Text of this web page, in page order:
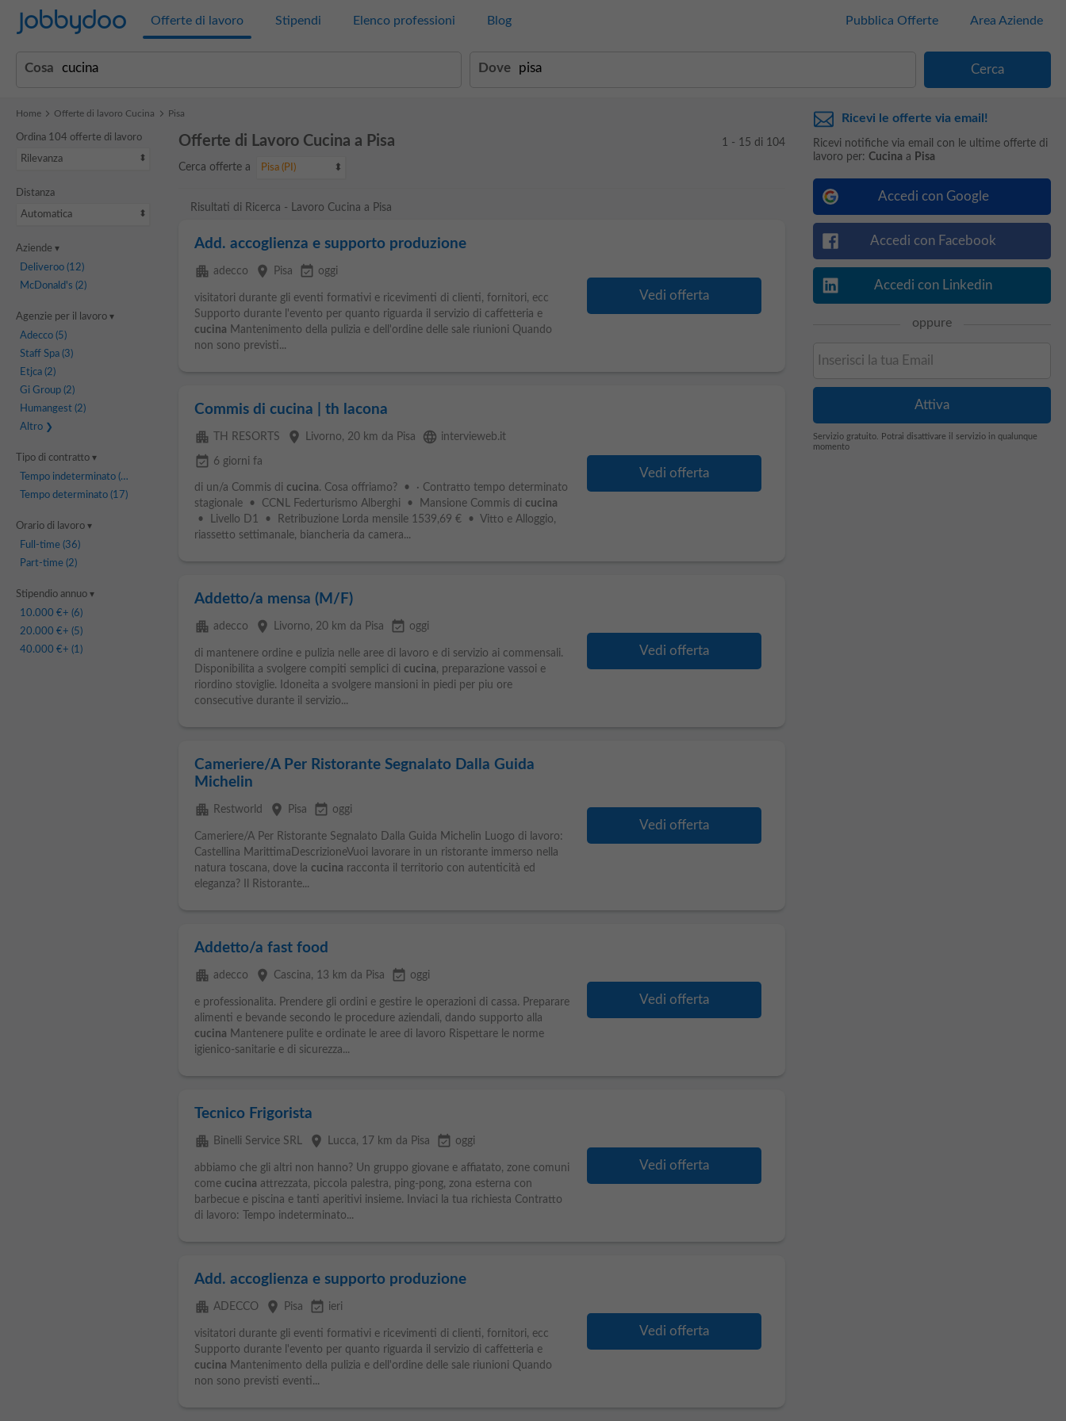
Jobbydoo Offerte di lavoro Stipendi Elenco professioni Blog Pubblica Offerte Area Aziende
Cosa Dove
Home Offerte di lavoro Cucina Pisa
Ordina 104 offerte di lavoro
Rilevanza
Distanza
Automatica
Aziende
Deliveroo(12)
McDonald's (2)
Agenzie per il lavoro
Adecco(5)
Staff Spa(3)
Etjca(2)
Gi Group(2)
Humangest(2)
Altro
Tipo di contratto
Tempo indeterminato(24)
Tempo determinato(17)
Orario di lavoro
Full-time(36)
Part-time(2)
Stipendio annuo
10.000 €+ (6)
20.000 €+ (5)
40.000 €+ (1)
Offerte di Lavoro Cucina a Pisa
Cerca offerte a Pisa (PI)
1 - 15 di 104
Risultati di Ricerca - Lavoro Cucina a Pisa
Add. accoglienza e supporto produzione
apartment adecco place Pisa event_available oggi
visitatori durante gli eventi formativi e ricevimenti di clienti, fornitori, ecc
Supporto durante l'evento per quanto riguarda il servizio di caffetteria e
cucina Mantenimento della pulizia e dell'ordine delle sale riunioni Quando
non sono previsti...
Vedi offerta
Commis di cucina | th lacona
apartment TH RESORTS place Livorno, 20 km da Pisa language intervieweb.it
event_available 6 giorni fa
di un/a Commis di cucina. Cosa offriamo? • · Contratto tempo determinato
stagionale • CCNL Federturismo Alberghi • Mansione Commis di cucina
• Livello D1 • Retribuzione Lorda mensile 1539,69 € • Vitto e Alloggio,
riassetto settimanale, biancheria da camera...
Vedi offerta
Addetto/a mensa (M/F)
apartment adecco place Livorno, 20 km da Pisa event_available oggi
di mantenere ordine e pulizia nelle aree di lavoro e di servizio ai commensali.
Disponibilita a svolgere compiti semplici di cucina, preparazione vassoi e
riordino stoviglie. Idoneita a svolgere mansioni in piedi per piu ore
consecutive durante il servizio...
Vedi offerta
Cameriere/A Per Ristorante Segnalato Dalla Guida
Michelin
apartment Restworld place Pisa event_available oggi
Cameriere/A Per Ristorante Segnalato Dalla Guida Michelin Luogo di lavoro:
Castellina MarittimaDescrizioneVuoi lavorare in un ristorante immerso nella
natura toscana, dove la cucina racconta il territorio con autenticità ed
eleganza? Il Ristorante...
Vedi offerta
Addetto/a fast food
apartment adecco place Cascina, 13 km da Pisa event_available oggi
e professionalita. Prendere gli ordini e gestire le operazioni di cassa. Preparare
alimenti e bevande secondo le procedure aziendali, dando supporto alla
cucina Mantenere pulite e ordinate le aree di lavoro Rispettare le norme
igienico-sanitarie e di sicurezza...
Vedi offerta
Tecnico Frigorista
apartment Binelli Service SRL place Lucca, 17 km da Pisa event_available oggi
abbiamo che gli altri non hanno? Un gruppo giovane e affiatato, zone comuni
come cucina attrezzata, piccola palestra, ping-pong, zona esterna con
barbecue e piscina e tanti aperitivi insieme. Inviaci la tua richiesta Contratto
di lavoro: Tempo indeterminato...
Vedi offerta
Add. accoglienza e supporto produzione
apartment ADECCO place Pisa event_available ieri
visitatori durante gli eventi formativi e ricevimenti di clienti, fornitori, ecc
Supporto durante l'evento per quanto riguarda il servizio di caffetteria e
cucina Mantenimento della pulizia e dell'ordine delle sale riunioni Quando
non sono previsti eventi...
Vedi offerta
Ricevi le offerte via email!
Ricevi notifiche via email con le ultime offerte di
lavoro per: Cucina a Pisa
Accedi con Google
Accedi con Facebook
Accedi con Linkedin
oppure
Servizio gratuito. Potrai disattivare il servizio in qualunque
momento